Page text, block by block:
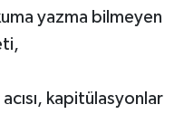
yazma bilmeyen
kapitülasyonlar